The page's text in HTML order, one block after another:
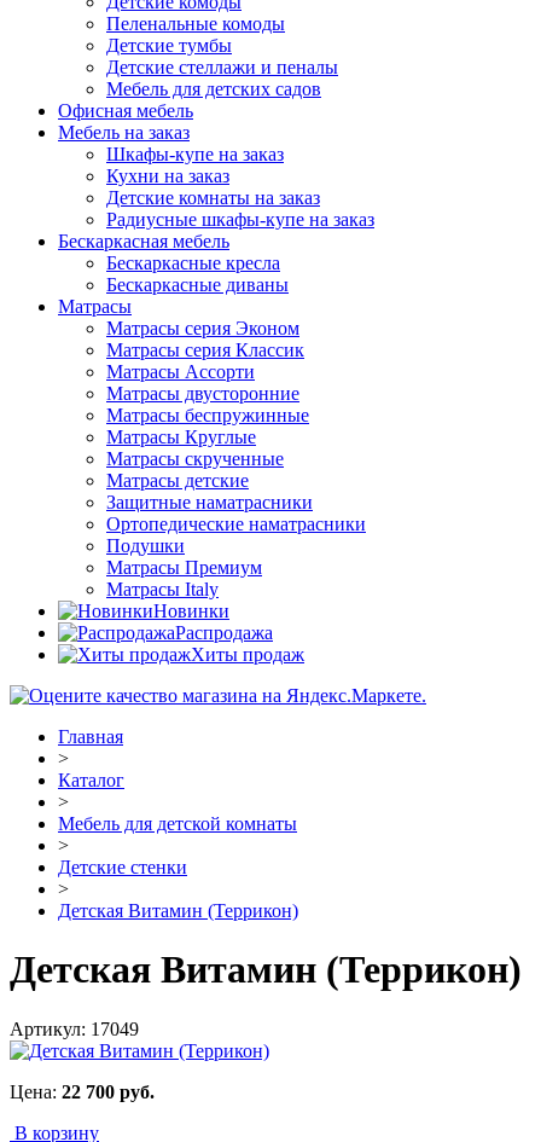
Пеленальные комоды
Детские тумбы
Детские стеллажи и пеналы
Мебель для детских садов
Офисная мебель
Мебель на заказ
Шкафы-купе на заказ
Кухни на заказ
Детские комнаты на заказ
Радиусные шкафы-купе на заказ
Бескаркасная мебель
Бескаркасные кресла
Бескаркасные диваны
Матрасы
Матрасы серия Эконом
Матрасы серия Классик
Матрасы Ассорти
Матрасы двусторонние
Матрасы беспружинные
Матрасы Круглые
Матрасы скрученные
Матрасы детские
Защитные наматрасники
Ортопедические наматрасники
Подушки
Матрасы Премиум
Матрасы Italy
Новинки
Распродажа
Хиты продаж
Главная
>
Каталог
>
Мебель для детской комнаты
>
Детские стенки
>
Детская Витамин (Террикон)
Детская Витамин (Террикон)
Артикул: 17049
Цена: 22 700 руб.
В корзину